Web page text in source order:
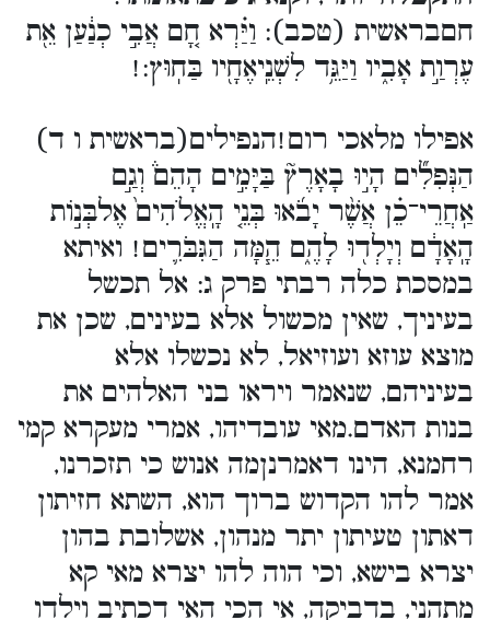
חםבראשית (טכב): וַיַּ֗רְא חָ֚ם אֲבִ֣י כְנַ֔עַן אֵ֖ת
עֶרְוַ֣ת אָבִ֑יו וַיַּגֵּ֥ד לִשְׁנֵֽיאֶחָ֖יו בַּחֽוּץ:!
אפילו מלאכי רום!הנפילים(בראשית ו ד)
הַנְּפִלִ֞ים הָי֣וּ בָאָרֶץ֘ בַּיָּמִ֣ים הָהֵם֒ וְגַ֣ם
אַֽחֲרֵי־כֵ֗ן אֲשֶׁ֨ר יָבֹ֜אוּ בְּנֵ֤י הָֽאֱלֹהִים֙ אֶלבְּנ֣וֹת
הָֽאָדָ֔ם וְיָלְד֖וּ לָהֶ֑ם הֵ֧מָּה הַגִּבֹּרִ֛ים! ואיתא
במסכת כלה רבתי פרק ג: אל תכשל
בעיניך, שאין מכשול אלא בעינים, שכן את
מוצא עוזא ועוזיאל, לא נכשלו אלא
בעיניהם, שנאמר ויראו בני האלהים את
בנות האדם.מאי עובדיהו, אמרי מעקרא קמי
רחמנא, הינו דאמרנןמה אנוש כי תזכרנו,
אמר להו הקדוש ברוך הוא, השתא חזיתון
דאתון טעיתון יתר מנהון, אשלובת בהון
יצרא בישא, וכי הוה להו יצרא מאי קא
מתהני, בדביקה, אי הכי האי דכתיב וילדו